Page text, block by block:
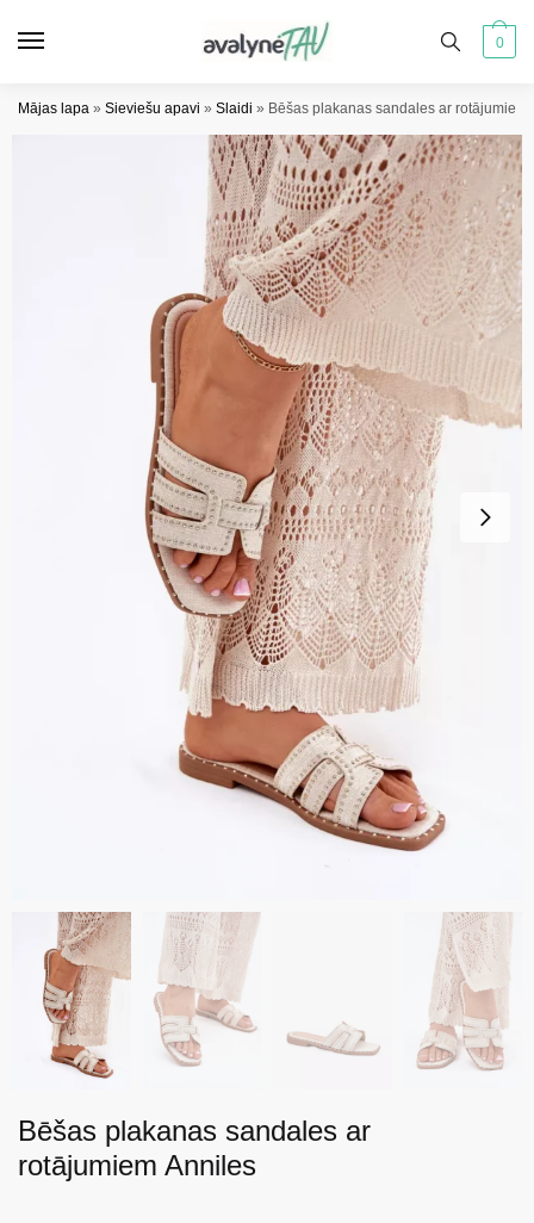
0
Mājas lapa » Sieviešu apavi » Slaidi » Bēšas plakanas sandales ar rotājumiem
Bēšas plakanas sandales ar
rotājumiem Anniles